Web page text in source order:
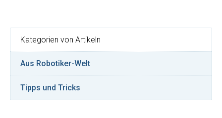
Kategorien von Artikeln
Aus Robotiker-Welt
Tipps und Tricks